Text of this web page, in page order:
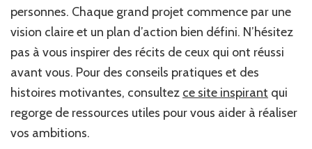
personnes. Chaque grand projet commence par une
vision claire et un plan d’action bien défini. N’hésitez
pas à vous inspirer des récits de ceux qui ont réussi
avant vous. Pour des conseils pratiques et des
histoires motivantes, consultez ce site inspirant qui
regorge de ressources utiles pour vous aider à réaliser
vos ambitions.